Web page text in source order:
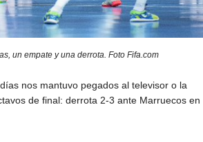
un empate y una derrota. Foto Fifa.com
nos mantuvo pegados al televisor o la
de final: derrota 2-3 ante Marruecos en